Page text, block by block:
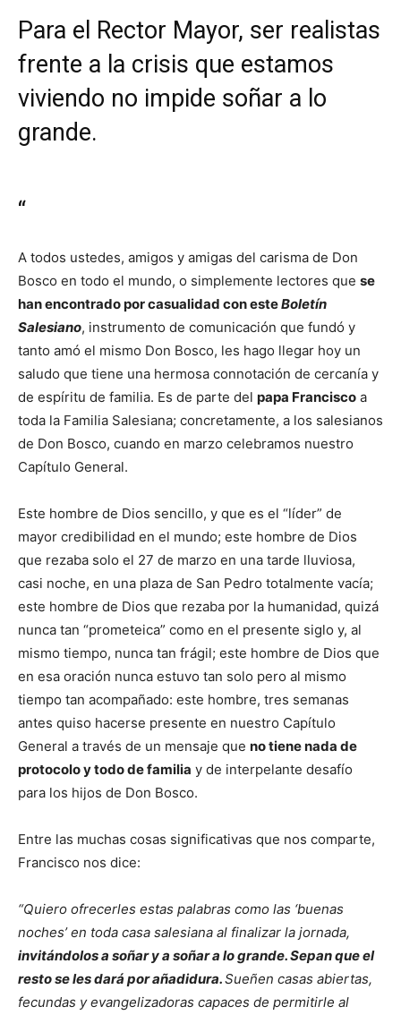
Para el Rector Mayor, ser realistas
frente a la crisis que estamos
viviendo no impide soñar a lo
grande.
“
A todos ustedes, amigos y amigas del carisma de Don
Bosco en todo el mundo, o simplemente lectores que se
han encontrado por casualidad con esteBoletín
Salesiano, instrumento de comunicación que fundó y
tanto amó el mismo Don Bosco, les hago llegar hoy un
saludo que tiene una hermosa connotación de cercanía y
de espíritu de familia. Es de parte del papa Francisco a
toda la Familia Salesiana; concretamente, a los salesianos
de Don Bosco, cuando en marzo celebramos nuestro
Capítulo General.
Este hombre de Dios sencillo, y que es el “líder” de
mayor credibilidad en el mundo; este hombre de Dios
que rezaba solo el 27 de marzo en una tarde lluviosa,
casi noche, en una plaza de San Pedro totalmente vacía;
este hombre de Dios que rezaba por la humanidad, quizá
nunca tan “prometeica” como en el presente siglo y, al
mismo tiempo, nunca tan frágil; este hombre de Dios que
en esa oración nunca estuvo tan solo pero al mismo
tiempo tan acompañado: este hombre, tres semanas
antes quiso hacerse presente en nuestro Capítulo
General a través de un mensaje que no tiene nada de
protocolo y todo de familia y de interpelante desafío
para los hijos de Don Bosco.
Entre las muchas cosas significativas que nos comparte,
Francisco nos dice:
“Quiero ofrecerles estas palabras como las ‘buenas
noches’ en toda casa salesiana al finalizar la jornada,
invitándolos a soñar y a soñar a lo grande. Sepan que el
resto se les dará por añadidura.Sueñen casas abiertas,
fecundas y evangelizadoras capaces de permitirle al